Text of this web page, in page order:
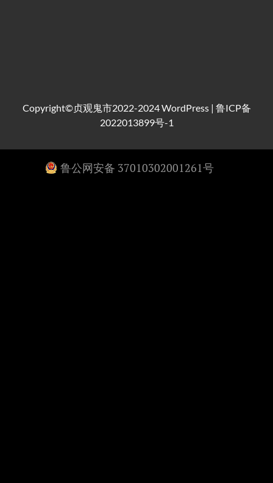
Copyright©贞观鬼市2022-2024WordPress | 鲁ICP备
2022013899号-1
鲁公网安备 37010302001261号